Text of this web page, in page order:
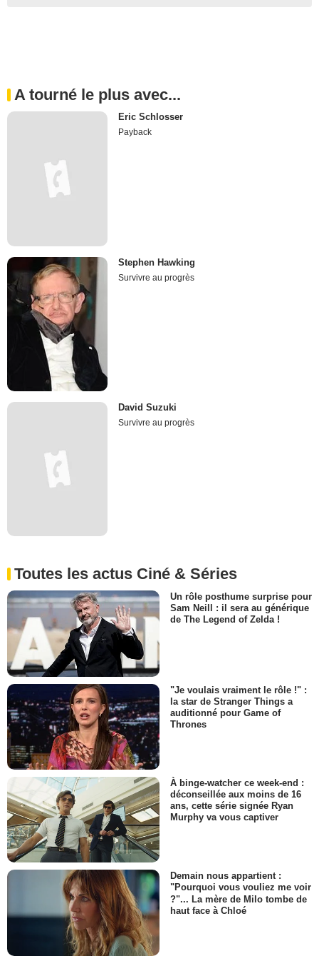
A tourné le plus avec...
Eric Schlosser
Payback
Stephen Hawking
Survivre au progrès
David Suzuki
Survivre au progrès
Toutes les actus Ciné & Séries
Un rôle posthume surprise pour
Sam Neill : il sera au générique
de The Legend of Zelda !
"Je voulais vraiment le rôle !" :
la star de Stranger Things a
auditionné pour Game of
Thrones
À binge-watcher ce week-end :
déconseillée aux moins de 16
ans, cette série signée Ryan
Murphy va vous captiver
Demain nous appartient :
"Pourquoi vous vouliez me voir
?"... La mère de Milo tombe de
haut face à Chloé